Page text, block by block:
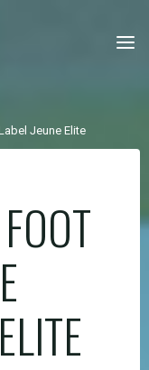
Jeune Elite